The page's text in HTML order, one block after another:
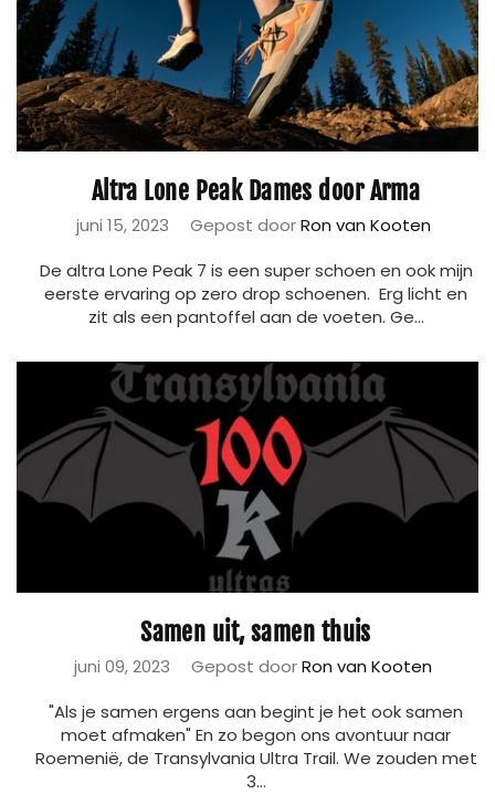
Altra Lone Peak Dames door Arma
juni 15, 2023 Gepost doorRon van Kooten
De altra Lone Peak 7 is een super schoen en ook mijn
eerste ervaring op zero drop schoenen. Erg licht en
zit als een pantoffel aan de voeten. Ge...
Samen uit, samen thuis
juni 09, 2023 Gepost doorRon van Kooten
"Als je samen ergens aan begint je het ook samen
moet afmaken" En zo begon ons avontuur naar
Roemenië, de Transylvania Ultra Trail. We zouden met
3...